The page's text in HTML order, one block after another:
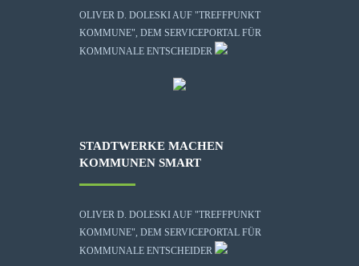
OLIVER D. DOLESKI AUF "TREFFPUNKT
KOMMUNE", DEM SERVICEPORTAL FÜR
KOMMUNALE ENTSCHEIDER
STADTWERKE MACHEN
KOMMUNEN SMART
OLIVER D. DOLESKI AUF "TREFFPUNKT
KOMMUNE", DEM SERVICEPORTAL FÜR
KOMMUNALE ENTSCHEIDER